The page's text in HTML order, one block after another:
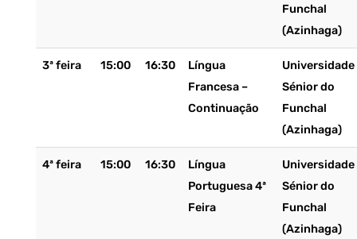
Funchal
(Azinhaga)
3ª feira 15:00 16:30
Língua
Francesa –
Continuação
Universidade
Sénior do
Funchal
(Azinhaga)
4ª feira 15:00 16:30
Língua
Portuguesa 4ª
Feira
Universidade
Sénior do
Funchal
(Azinhaga)